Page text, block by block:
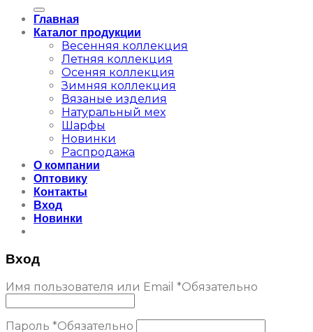
Главная
Каталог продукции
Весенняя коллекция
Летняя коллекция
Осеняя коллекция
Зимняя коллекция
Вязаные изделия
Натуральный мех
Шарфы
Новинки
Распродажа
О компании
Оптовику
Контакты
Вход
Новинки
Вход
Имя пользователя или Email *Обязательно
Пароль *Обязательно